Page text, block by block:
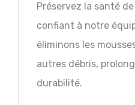
Préservez la santé
confiant à notre
éliminons les
autres débris,
durabilité.